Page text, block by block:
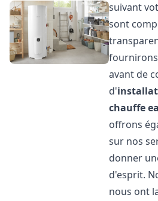
suivant
sont
avant de
d'
chauffe
offrons
sur nos
donner
d'esprit.
nous ont